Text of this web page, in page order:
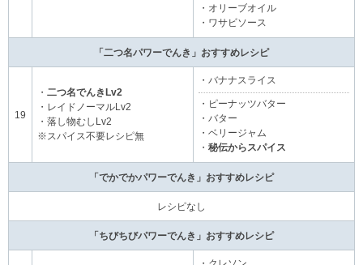
・オリーブオイル
・ワサビソース
「二つ名パワーでんき」おすすめレシピ
19
・ 二つ名でんきLv2
・レイドノーマルLv2
・落し物むしLv2
※スパイス不要レシピ無
・バナナスライス
・ピーナッツバター
・バター
・ベリージャム
・ 秘伝からスパイス
「でかでかパワーでんき」おすすめレシピ
レシピなし
「ちびちびパワーでんき」おすすめレシピ